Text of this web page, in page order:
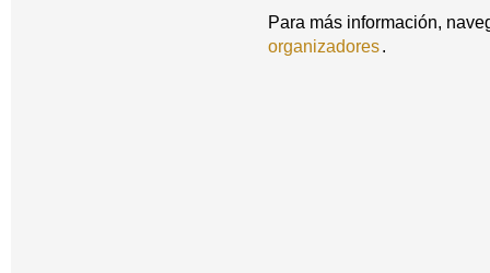
Para más información,
organizadores.